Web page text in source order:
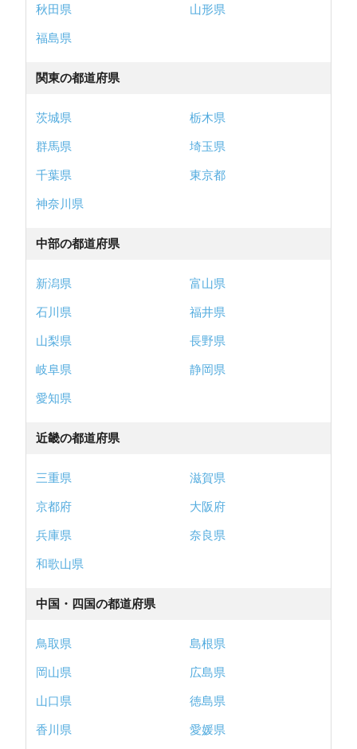
秋田県
山形県
福島県
関東の都道府県
茨城県
栃木県
群馬県
埼玉県
千葉県
東京都
神奈川県
中部の都道府県
新潟県
富山県
石川県
福井県
山梨県
長野県
岐阜県
静岡県
愛知県
近畿の都道府県
三重県
滋賀県
京都府
大阪府
兵庫県
奈良県
和歌山県
中国・四国の都道府県
鳥取県
島根県
岡山県
広島県
山口県
徳島県
香川県
愛媛県